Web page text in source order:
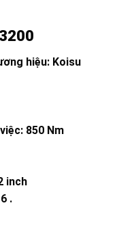
hiệu: Koisu
850 Nm
inch
.